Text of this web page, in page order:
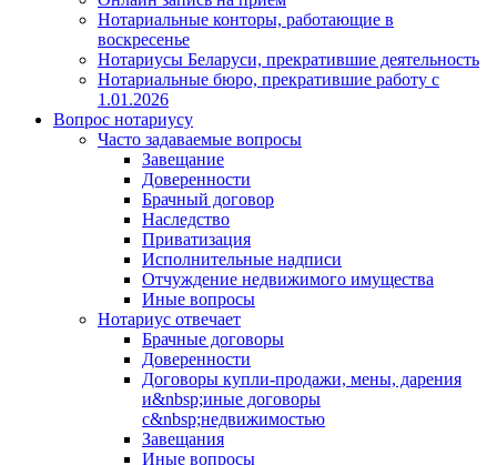
Нотариальные конторы, работающие в
воскресенье
Нотариусы Беларуси, прекратившие деятельность
Нотариальные бюро, прекратившие работу с
1.01.2026
Вопрос нотариусу
Часто задаваемые вопросы
Завещание
Доверенности
Брачный договор
Наследство
Приватизация
Исполнительные надписи
Отчуждение недвижимого имущества
Иные вопросы
Нотариус отвечает
Брачные договоры
Доверенности
Договоры купли-продажи, мены, дарения
и&nbsp;иные договоры
с&nbsp;недвижимостью
Завещания
Иные вопросы